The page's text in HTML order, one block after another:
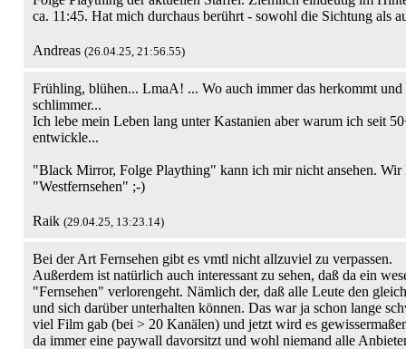
ca. 11:45. Hat mich durchaus berührt - sowohl die Sichtung als
Andreas (26.04.25, 21:56.55)
Frühling, blühen... LmaA! ... Wo auch immer das herkommt
schlimmer...
Ich lebe mein Leben lang unter Kastanien aber warum ich seit
entwickle...
"Black Mirror, Folge Plaything" kann ich mir nicht ansehen. Wir
"Westfernsehen" ;-)
Raik (29.04.25, 13:23.14)
Bei der Art Fernsehen gibt es vmtl nicht allzuviel zu verpassen.
Außerdem ist natürlich auch interessant zu sehen, daß da ein
"Fernsehen" verlorengeht. Nämlich der, daß alle Leute den
und sich darüber unterhalten können. Das war ja schon lange
viel Film gab (bei > 20 Kanälen) und jetzt wird es
da immer eine paywall davorsitzt und wohl niemand alle